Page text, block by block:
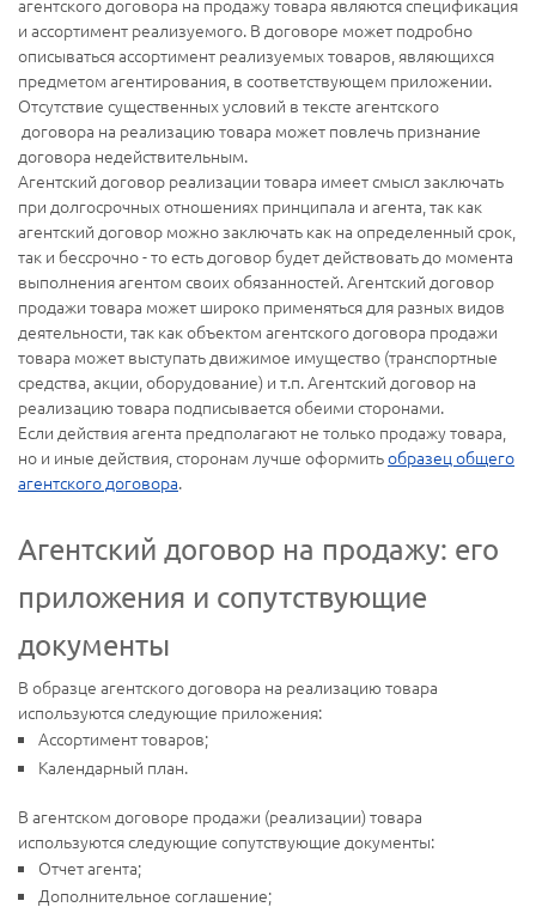
агентского договора на продажу товара являются спецификация
и ассортимент реализуемого. В договоре может подробно
описываться ассортимент реализуемых товаров, являющихся
предметом агентирования, в соответствующем приложении.
Отсутствие существенных условий в тексте агентского
договора на реализацию товара может повлечь признание
договора недействительным.
Агентский договор реализации товара имеет смысл заключать
при долгосрочных отношениях принципала и агента, так как
агентский договор можно заключать как на определенный срок,
так и бессрочно - то есть договор будет действовать до момента
выполнения агентом своих обязанностей. Агентский договор
продажи товара может широко применяться для разных видов
деятельности, так как объектом агентского договора продажи
товара может выступать движимое имущество (транспортные
средства, акции, оборудование) и т.п. Агентский договор на
реализацию товара подписывается обеими сторонами.
Если действия агента предполагают не только продажу товара,
но и иные действия, сторонам лучше оформитьобразец общего
агентского договора.
Агентский договор на продажу: его
приложения и сопутствующие
документы
В образце агентского договора на реализацию товара
используются следующие приложения:
Ассортимент товаров;
Календарный план.
В агентском договоре продажи (реализации) товара
используются следующие сопутствующие документы:
Отчет агента;
Дополнительное соглашение;